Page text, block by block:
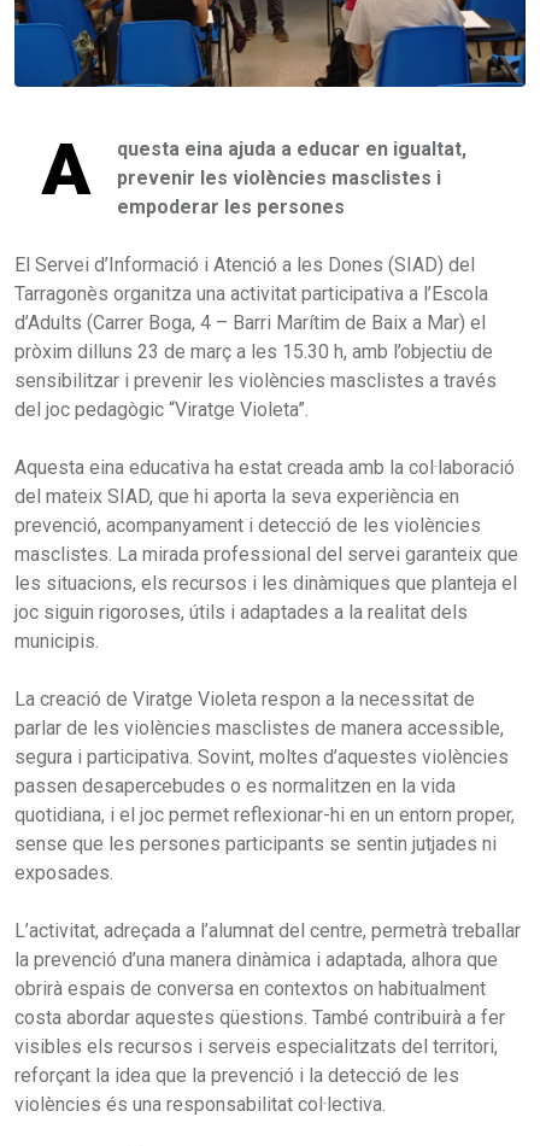
A
questa eina ajuda a educar en igualtat,
prevenir les violències masclistes i
empoderar les persones
El Servei d’Informació i Atenció a les Dones (SIAD) del
Tarragonès organitza una activitat participativa a l’Escola
d’Adults (Carrer Boga, 4 – Barri Marítim de Baix a Mar) el
pròxim dilluns 23 de març a les 15.30 h, amb l’objectiu de
sensibilitzar i prevenir les violències masclistes a través
del joc pedagògic “Viratge Violeta”.
Aquesta eina educativa ha estat creada amb la col·laboració
del mateix SIAD, que hi aporta la seva experiència en
prevenció, acompanyament i detecció de les violències
masclistes. La mirada professional del servei garanteix que
les situacions, els recursos i les dinàmiques que planteja el
joc siguin rigoroses, útils i adaptades a la realitat dels
municipis.
La creació de Viratge Violeta respon a la necessitat de
parlar de les violències masclistes de manera accessible,
segura i participativa. Sovint, moltes d’aquestes violències
passen desapercebudes o es normalitzen en la vida
quotidiana, i el joc permet reflexionar-hi en un entorn proper,
sense que les persones participants se sentin jutjades ni
exposades.
L’activitat, adreçada a l’alumnat del centre, permetrà treballar
la prevenció d’una manera dinàmica i adaptada, alhora que
obrirà espais de conversa en contextos on habitualment
costa abordar aquestes qüestions. També contribuirà a fer
visibles els recursos i serveis especialitzats del territori,
reforçant la idea que la prevenció i la detecció de les
violències és una responsabilitat col·lectiva.